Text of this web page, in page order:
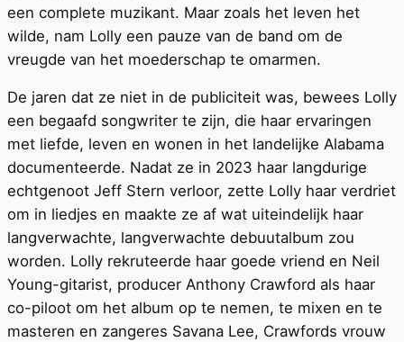
een complete muzikant. Maar zoals het leven het
wilde, nam Lolly een pauze van de band om de
vreugde van het moederschap te omarmen.
De jaren dat ze niet in de publiciteit was, bewees Lolly
een begaafd songwriter te zijn, die haar ervaringen
met liefde, leven en wonen in het landelijke Alabama
documenteerde. Nadat ze in 2023 haar langdurige
echtgenoot Jeff Stern verloor, zette Lolly haar verdriet
om in liedjes en maakte ze af wat uiteindelijk haar
langverwachte, langverwachte debuutalbum zou
worden. Lolly rekruteerde haar goede vriend en Neil
Young-gitarist, producer Anthony Crawford als haar
co-piloot om het album op te nemen, te mixen en te
masteren en zangeres Savana Lee, Crawfords vrouw